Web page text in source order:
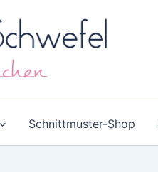
Schnittmuster-Shop